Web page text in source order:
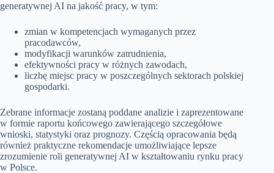
generatywnej AI na jakość pracy, w tym:
zmian w kompetencjach wymaganych przez
pracodawców,
modyfikacji warunków zatrudnienia,
efektywności pracy w różnych zawodach,
liczbę miejsc pracy w poszczególnych sektorach polskiej
gospodarki.
Zebrane informacje zostaną poddane analizie i zaprezentowane
w formie raportu końcowego zawierającego szczegółowe
wnioski, statystyki oraz prognozy. Częścią opracowania będą
również praktyczne rekomendacje umożliwiające lepsze
zrozumienie roli generatywnej AI w kształtowaniu rynku pracy
w Polsce.